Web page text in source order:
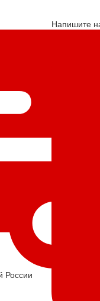
России
Напишите